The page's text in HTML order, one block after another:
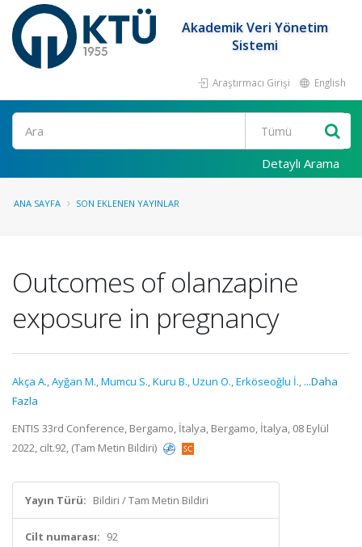
Akademik Veri Yönetim
Sistemi
Araştırmacı Girişi English
Ara
Detaylı Arama
ANA SAYFA SON EKLENEN YAYINLAR
Outcomes of olanzapine
exposure in pregnancy
Akça A.,Ayğan M.,Mumcu S.,Kuru B.,Uzun O.,Erköseoğlu İ., ...Daha
Fazla
ENTIS 33rd Conference, Bergamo, İtalya, Bergamo, İtalya, 08 Eylül
2022, cilt.92, (Tam Metin Bildiri)
Yayın Türü: Bildiri / Tam Metin Bildiri
Cilt numarası: 92